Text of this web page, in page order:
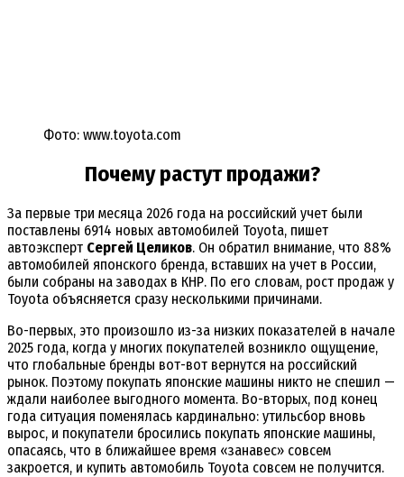
Фото: www.toyota.com
Почему растут продажи?
За первые три месяца 2026 года на российский учет были
поставлены 6914 новых автомобилей Toyota, пишет
автоэксперт Сергей Целиков. Он обратил внимание, что 88%
автомобилей японского бренда, вставших на учет в России,
были собраны на заводах в КНР. По его словам, рост продаж у
Toyota объясняется сразу несколькими причинами.
Во-первых, это произошло из-за низких показателей в начале
2025 года, когда у многих покупателей возникло ощущение,
что глобальные бренды вот-вот вернутся на российский
рынок. Поэтому покупать японские машины никто не спешил —
ждали наиболее выгодного момента. Во-вторых, под конец
года ситуация поменялась кардинально: утильсбор вновь
вырос, и покупатели бросились покупать японские машины,
опасаясь, что в ближайшее время «занавес» совсем
закроется, и купить автомобиль Toyota совсем не получится.